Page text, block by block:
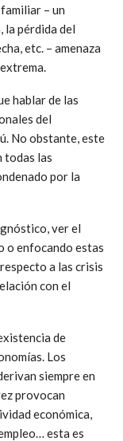
– un
la pérdida del
etc. – amenaza
hablar de las
del
No obstante, este
todas las
por la
ver el
o enfocando estas
a las crisis
con el
de
Los
siempre en
provocan
económica,
esta es